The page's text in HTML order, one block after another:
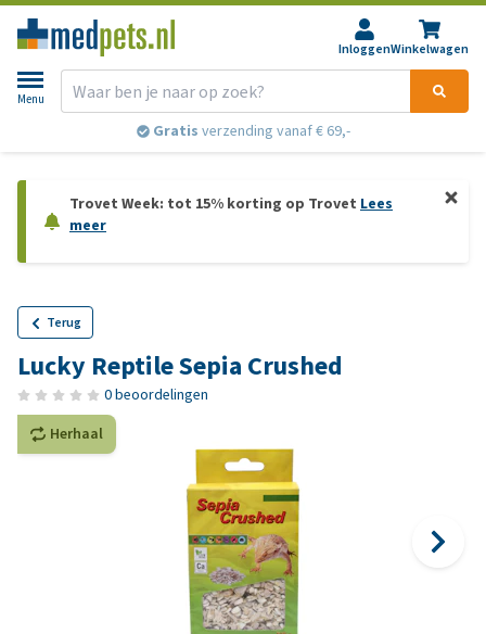
InloggenWinkelwagen
Menu
Gratis verzending vanaf € 69,-
Trovet Week: tot 15% korting op Trovet Lees
meer
Terug
Lucky Reptile Sepia Crushed
0 beoordelingen
Herhaal